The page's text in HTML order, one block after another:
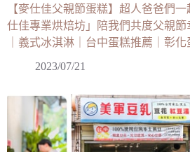
【麥仕佳父親節蛋糕】超人爸爸們
仕佳專業烘焙坊」陪我們共度父親
｜義式冰淇淋｜台中蛋糕推薦｜彰化
2023/07/21